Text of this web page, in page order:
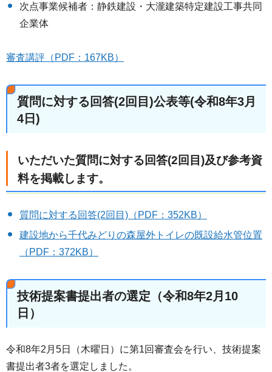
次点事業候補者：静鉄建設・大瀧建築特定建設工事共同
企業体
審査講評（PDF：167KB）
質問に対する回答(2回目)公表等(令和8年3月
4日)
いただいた質問に対する回答(2回目)及び参考資
料を掲載します。
質問に対する回答(2回目)（PDF：352KB）
建設地から千代みどりの森屋外トイレの既設給水管位置
（PDF：372KB）
技術提案書提出者の選定（令和8年2月10
日）
令和8年2月5日（木曜日）に第1回審査会を行い、技術提案
書提出者3者を選定しました。